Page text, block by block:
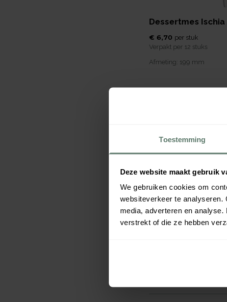
Toestemming
Deze website maakt gebruik
We gebruiken cookies om
websiteverkeer te analyseren.
media, adverteren en
verstrekt of die ze hebben
Dessertmes Ischia
€ 6,70 per stuk
Verpakt per 12 stuks
Afmeting: 199 mm
Dessertlepel